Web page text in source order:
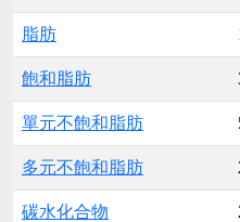
脂肪
飽和脂肪
單元不飽和脂肪
多元不飽和脂肪
碳水化合物